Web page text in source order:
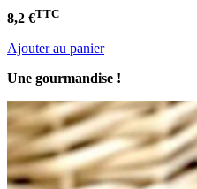
8,2 €TTC
Ajouter au panier
Une gourmandise !